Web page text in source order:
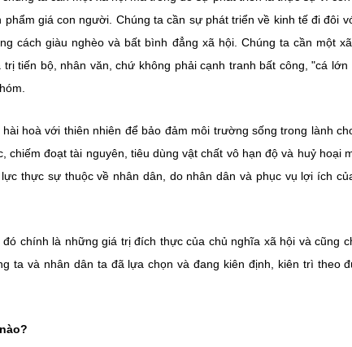
giá con người. Chúng ta cần sự phát triển về kinh tế đi đôi
cách giàu nghèo và bất bình đẳng xã hội. Chúng ta cần một
tiến bộ, nhân văn, chứ không phải cạnh tranh bất công, "cá
hoà với thiên nhiên để bảo đảm môi trường sống trong lành
chiếm đoạt tài nguyên, tiêu dùng vật chất vô hạn độ và huỷ hoại
thực sự thuộc về nhân dân, do nhân dân và phục vụ lợi ích
chính là những giá trị đích thực của chủ nghĩa xã hội và cũng
ta và nhân dân ta đã lựa chọn và đang kiên định, kiên trì theo